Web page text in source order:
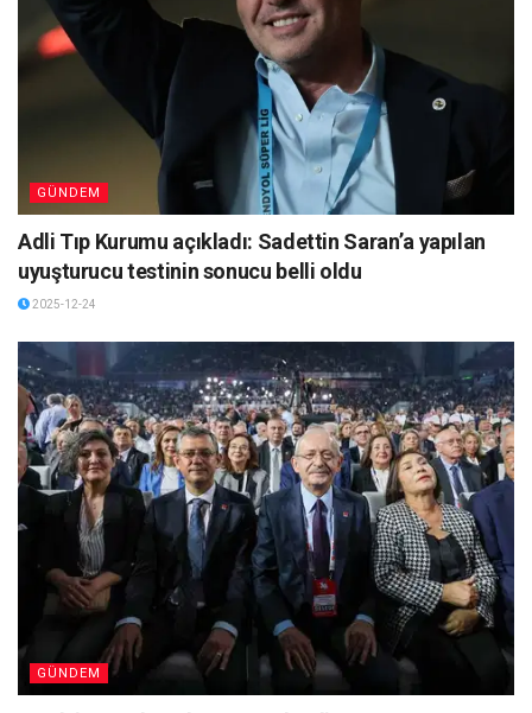
GÜNDEM
Adli Tıp Kurumu açıkladı: Sadettin Saran’a yapılan
uyuşturucu testinin sonucu belli oldu
2025-12-24
GÜNDEM